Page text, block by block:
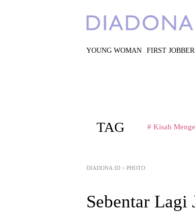
YOUNG WOMAN FIRST JOBBER
TAG # Kisah
DIADONA.ID > PHOTO
Sebentar